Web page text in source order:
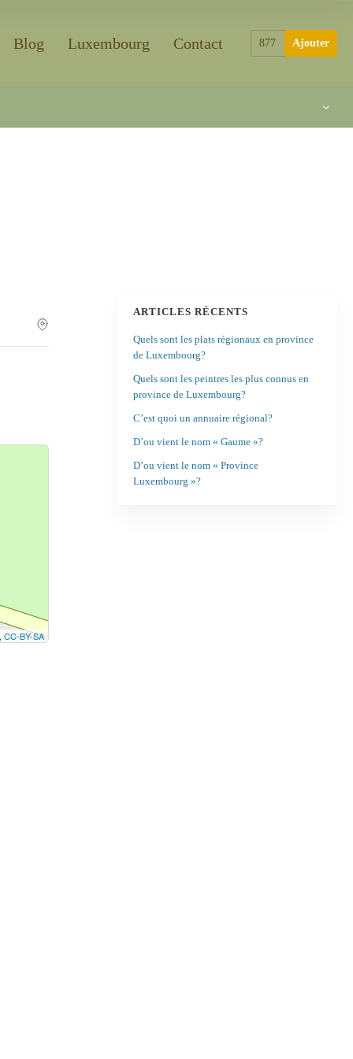
Blog Luxembourg Contact 877 Ajouter
CC-BY-SA
ARTICLES RÉCENTS
Quels sont les plats régionaux en province
de Luxembourg?
Quels sont les peintres les plus connus en
province de Luxembourg?
C’est quoi un annuaire régional?
D’ou vient le nom « Gaume »?
D’ou vient le nom « Province
Luxembourg »?